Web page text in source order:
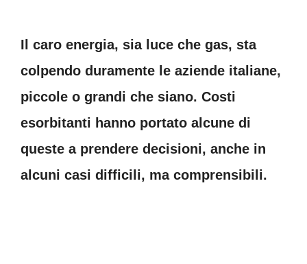
Il caro energia, sia luce che gas, sta
colpendo duramente le aziende italiane,
piccole o grandi che siano. Costi
esorbitanti hanno portato alcune di
queste a prendere decisioni, anche in
alcuni casi difficili, ma comprensibili.